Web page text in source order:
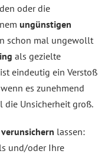
oder die
ungünstigen
schon mal ungewollt
als gezielte
eindeutig ein Verstoß
es zunehmend
Unsicherheit groß.
lassen:
und/oder Ihre